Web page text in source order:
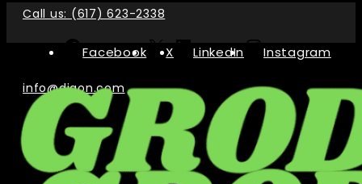
Call us: (617) 623-2338
Facebook X LinkedIn Instagram
info@digon.com